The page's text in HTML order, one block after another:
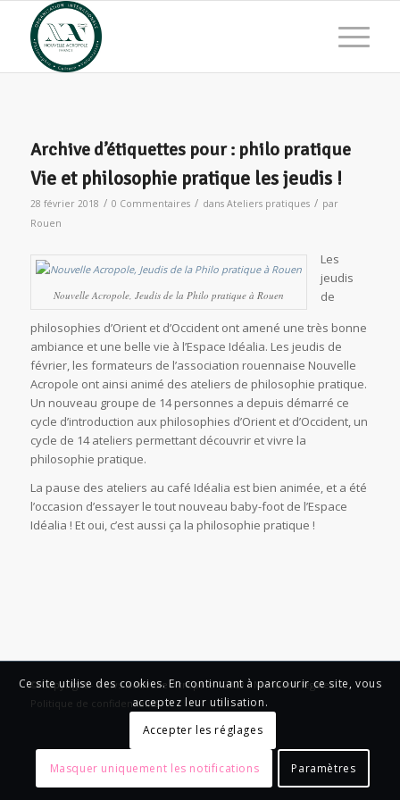
Archive d’étiquettes pour : philo pratique
Vie et philosophie pratique les jeudis !
28 février 2018 / 0 Commentaires / dans Ateliers pratiques / par
Rouen
Nouvelle Acropole, Jeudis de la Philo pratique à Rouen
Les
jeudis
de
philosophies d’Orient et d’Occident ont amené une très bonne
ambiance et une belle vie à l’Espace Idéalia. Les jeudis de
février, les formateurs de l’association rouennaise Nouvelle
Acropole ont ainsi animé des ateliers de philosophie pratique.
Un nouveau groupe de 14 personnes a depuis démarré ce
cycle d’introduction aux philosophies d’Orient et d’Occident, un
cycle de 14 ateliers permettant découvrir et vivre la
philosophie pratique.
La pause des ateliers au café Idéalia est bien animée, et a été
l’occasion d’essayer le tout nouveau baby-foot de l’Espace
Idéalia ! Et oui, c’est aussi ça la philosophie pratique !
© Copyright - News Nouvelle Acropole - 2023 - Mentions légales -
Politique de confidentialité
Ce site utilise des cookies. En continuant à parcourir ce site, vous
acceptez leur utilisation.
Accepter les réglages
Masquer uniquement les notifications Paramètres